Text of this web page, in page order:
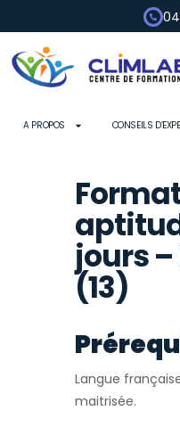
A PROPOS CONSEILS
jours
(13)
Langue
maitrisée.